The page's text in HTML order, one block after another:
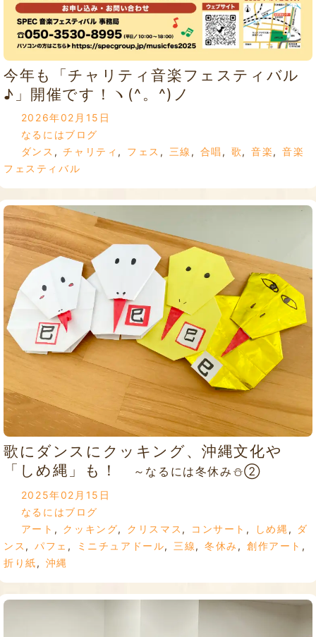
今年も「チャリティ音楽フェスティバル
♪」開催です！ヽ(^。^)ノ
2026年02月15日
なるにはブログ
ダンス ,チャリティ , フェス , 三線 , 合唱, 歌,音楽,音楽
フェスティバル
歌にダンスにクッキング、沖縄文化や
「しめ縄」も！
～なるには冬休み⛄②
2025年02月15日
なるにはブログ
アート , クッキング, クリスマス , コンサート , しめ縄, ダ
ンス ,パフェ , ミニチュアドール,三線,冬休み , 創作アート ,
折り紙, 沖縄